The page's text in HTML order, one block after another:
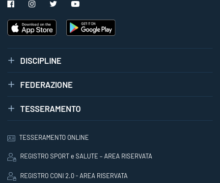
DISCIPLINE
FEDERAZIONE
TESSERAMENTO
TESSERAMENTO ONLINE
REGISTRO SPORT e SALUTE – AREA RISERVATA
REGISTRO CONI 2.0 - AREA RISERVATA